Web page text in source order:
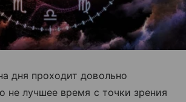
дня проходит довольно
не лучшее время с точки зрения